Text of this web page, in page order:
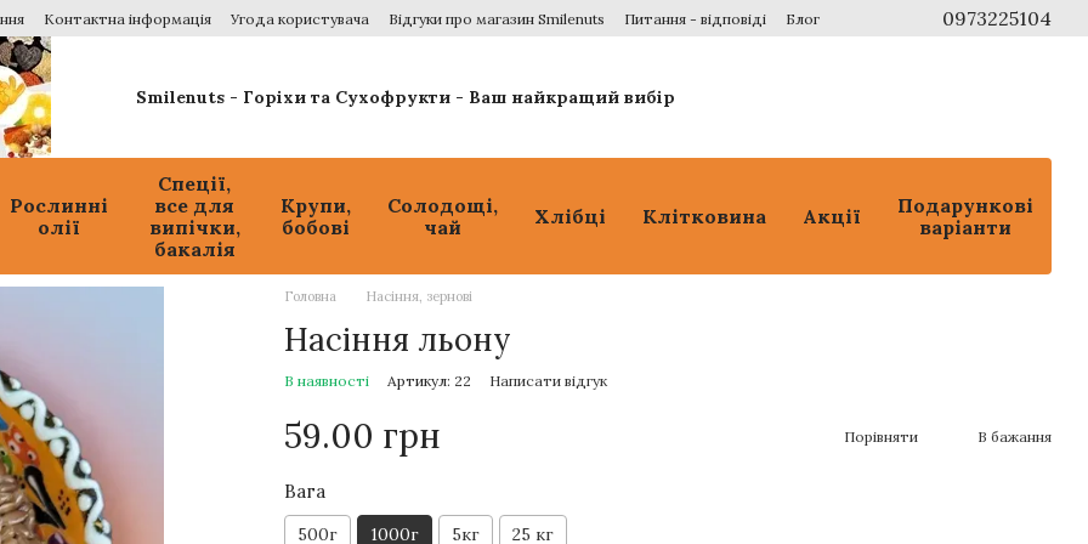
Контактна інформація Угода користувача Відгуки про магазин Smilenuts Питання - відповіді Блог 0973225104
Smilenuts - Горіхи та Сухофрукти - Ваш найкращий вибір
Рослинні
олії
Спеції,
все для
випічки,
бакалія
Крупи,
бобові
Солодощі,
чай
Хлібці Клітковина Акції
Подарункові
варіанти
Головна Насіння, зернові
Насіння льону
В наявності Артикул: 22 Написати відгук
59.00 грн Порівняти В бажання
Вага
500г 1000г 5кг 25 кг